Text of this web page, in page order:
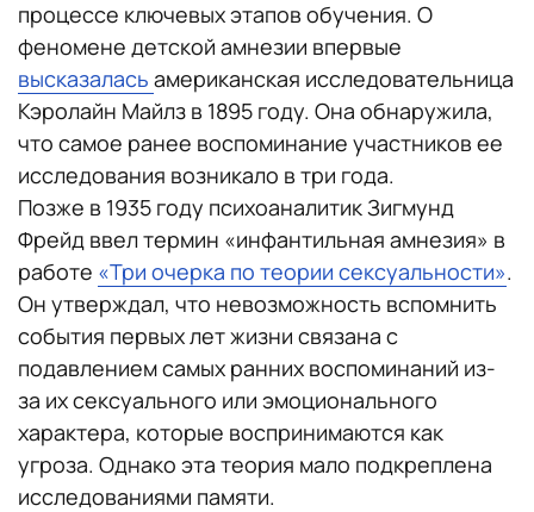
процессе ключевых этапов обучения. О
феномене детской амнезии впервые
высказалась американская исследовательница
Кэролайн Майлз в 1895 году. Она обнаружила,
что самое ранее воспоминание участников ее
исследования возникало в три года.
Позже в 1935 году психоаналитик Зигмунд
Фрейд ввел термин «инфантильная амнезия» в
работе «Три очерка по теории сексуальности».
Он утверждал, что невозможность вспомнить
события первых лет жизни связана с
подавлением самых ранних воспоминаний из-
за их сексуального или эмоционального
характера, которые воспринимаются как
угроза. Однако эта теория мало подкреплена
исследованиями памяти.